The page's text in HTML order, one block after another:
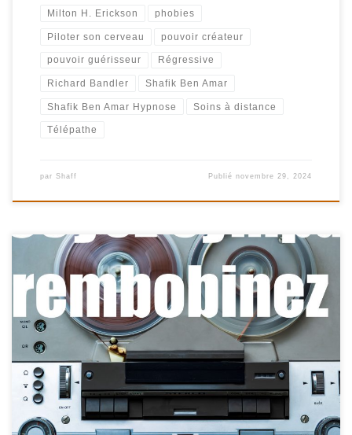
Milton H. Erickson phobies
Piloter son cerveau pouvoir créateur
pouvoir guérisseur Régressive
Richard Bandler Shafik Ben Amar
Shafik Ben Amar Hypnose Soins à distance
Télépathe
par Shaff Publiénovembre 29, 2024
005 – Le live du jeudi « Soyez sympa rembobinez!» – Shafik Ben
Amar Hypnose Régressive ésotériques Ce soir j’aimerai parler
d’une technique toute simple et vraiment sympa pour supprimer
les peurs, la colère, le ressentiment et les basses fréquences. Mais
vaut mieux l’expérimenter ? Non Alors je vais vous […]